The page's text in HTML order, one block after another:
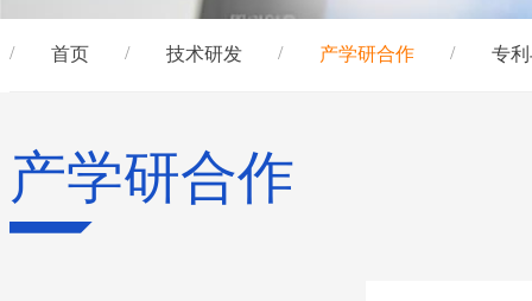
首页 技术研发 产学研合作 专
产学研合作